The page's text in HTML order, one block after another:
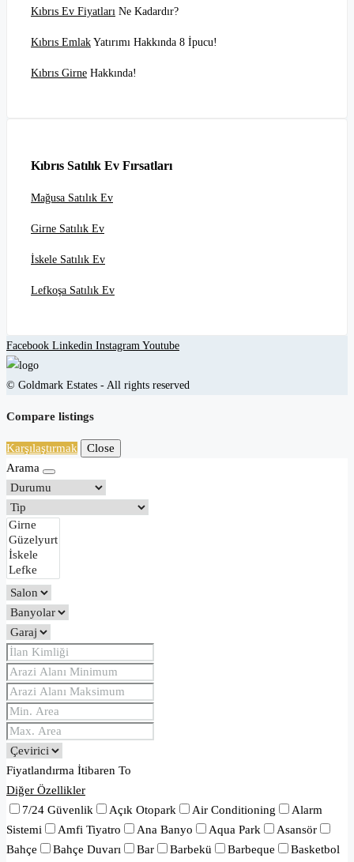
Kıbrıs Ev Fiyatları Ne Kadardır?
Kıbrıs Emlak Yatırımı Hakkında 8 İpucu!
Kıbrıs Girne Hakkında!
Kıbrıs Satılık Ev Fırsatları
Mağusa Satılık Ev
Girne Satılık Ev
İskele Satılık Ev
Lefkoşa Satılık Ev
Facebook Linkedin Instagram Youtube
© Goldmark Estates - All rights reserved
Compare listings
Karşılaştırmak
Close
Arama
Fiyatlandırma İtibaren To
Diğer Özellikler
7/24 Güvenlik
Açık Otopark Air Conditioning
Alarm
Sistemi
Amfi Tiyatro Ana Banyo Aqua Park
Asansör
Bahçe
Bahçe Duvarı Bar Barbekü Barbeque
Basketbol